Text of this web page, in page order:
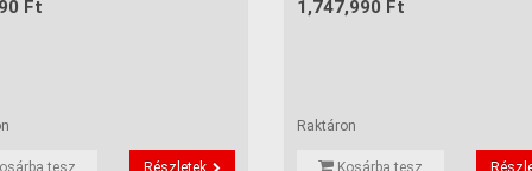
Ft
tesz Részletek
1,747,990 Ft
Raktáron
Kosárba tesz